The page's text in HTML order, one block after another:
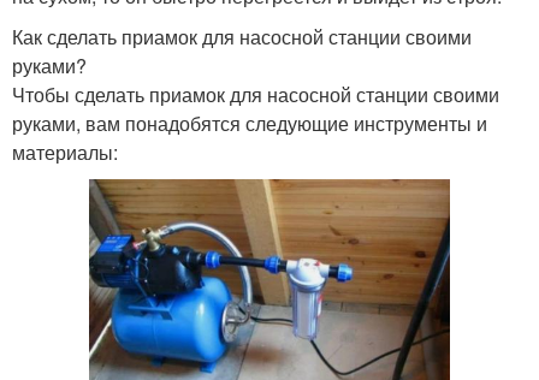
Как сделать приамок для насосной станции своими
руками?
Чтобы сделать приамок для насосной станции своими
руками, вам понадобятся следующие инструменты и
материалы: